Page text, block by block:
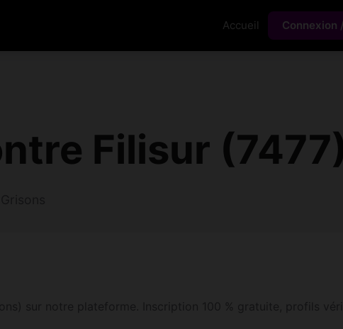
Accueil Connexion
Filisur (7477)